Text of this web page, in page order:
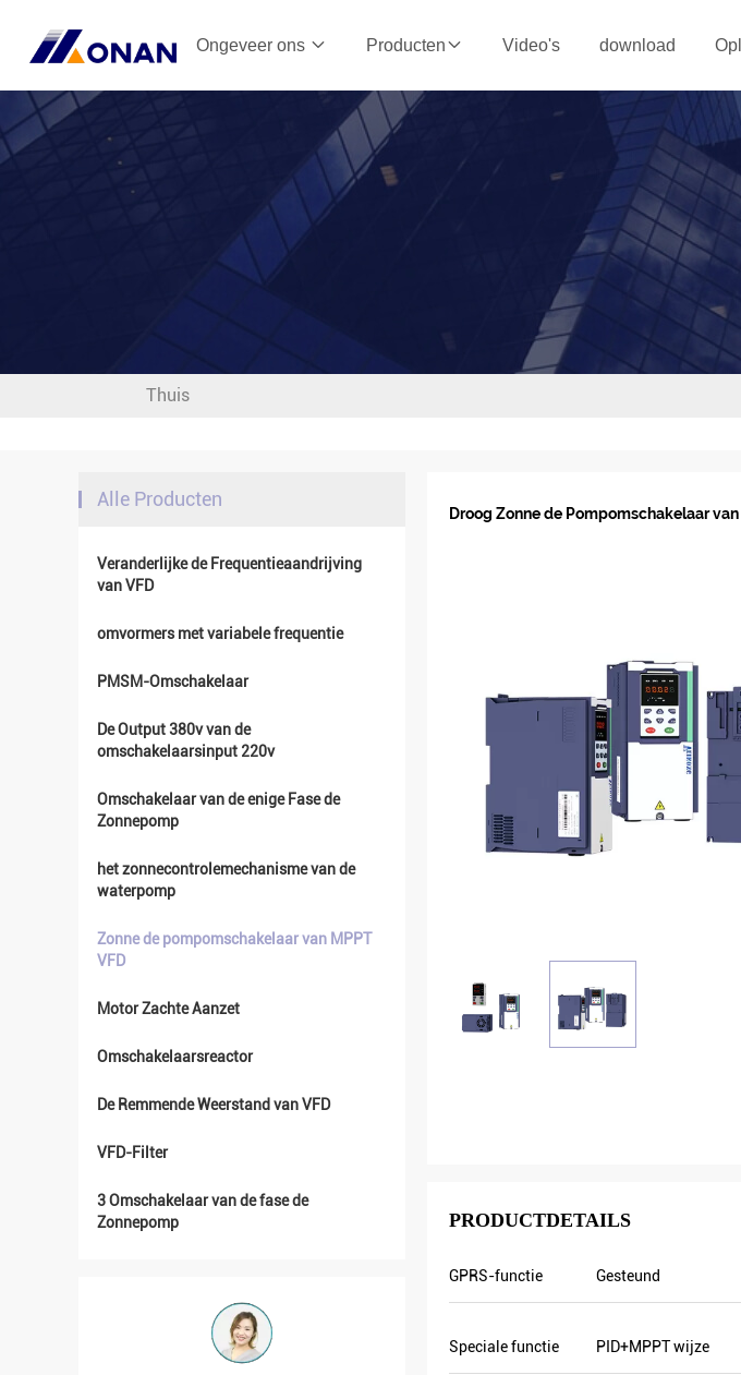
Ongeveer ons Producten Video's download
Thuis
Alle Producten
Veranderlijke de Frequentieaandrijving
van VFD
omvormers met variabele frequentie
PMSM-Omschakelaar
De Output 380v van de
omschakelaarsinput 220v
Omschakelaar van de enige Fase de
Zonnepomp
het zonnecontrolemechanisme van de
waterpomp
Zonne de pompomschakelaar van MPPT
VFD
Motor Zachte Aanzet
Omschakelaarsreactor
De Remmende Weerstand van VFD
VFD-Filter
3 Omschakelaar van de fase de
Zonnepomp
Droog Zonne de Pompomschakelaar
PRODUCTDETAILS
GPRS-functie Gesteund
Speciale functie PID+MPPT wijze